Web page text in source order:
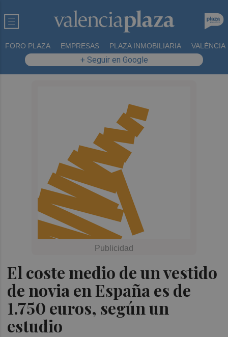
FORO PLAZA EMPRESAS PLAZA INMOBILIARIA VALÈNCIA
+ Seguir en Google
El coste medio de un vestido
de novia en España es de
1.750 euros, según un
estudio